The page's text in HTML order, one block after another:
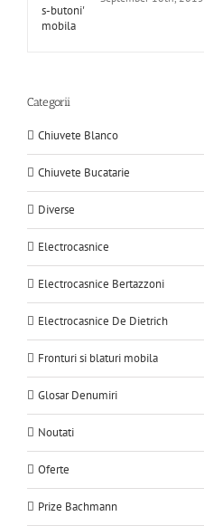
Categorii
Chiuvete Blanco
Chiuvete Bucatarie
Diverse
Electrocasnice
Electrocasnice Bertazzoni
Electrocasnice De Dietrich
Fronturi si blaturi mobila
Glosar Denumiri
Noutati
Oferte
Prize Bachmann